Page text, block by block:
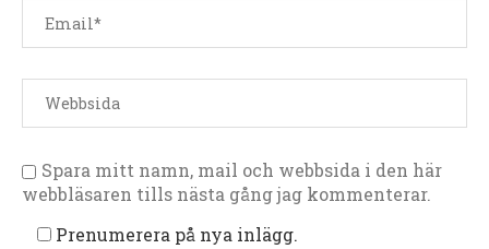
Spara mitt namn, mail och webbsida i den här
webbläsaren tills nästa gång jag kommenterar.
Prenumerera på nya inlägg.